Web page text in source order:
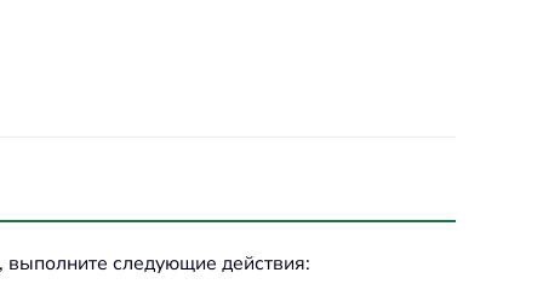
следующие действия: